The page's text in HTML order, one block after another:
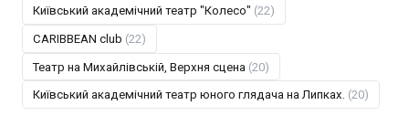
Київський академічний театр "Колесо" (22)
CARIBBEAN club (22)
Театр на Михайлівській, Верхня сцена (20)
Київський академічний театр юного глядача на Липках. (20)